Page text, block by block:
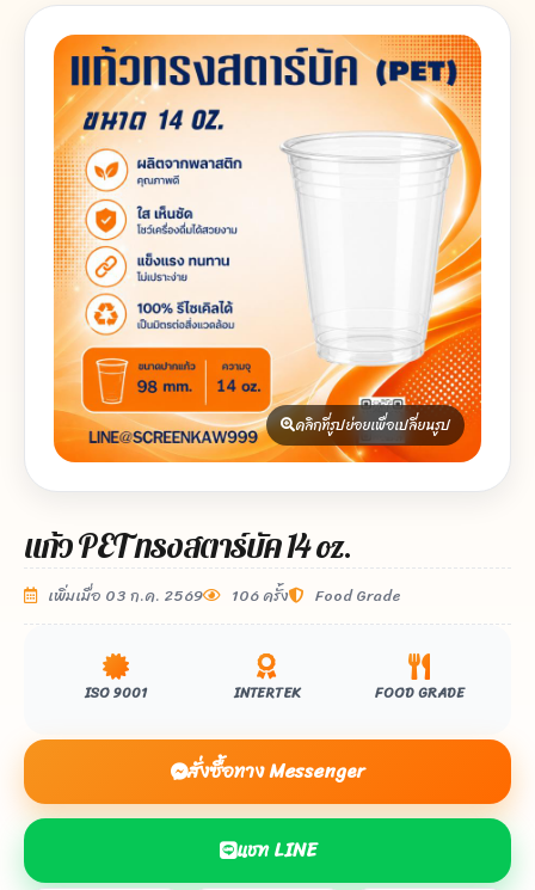
คลิกที่รูปย่อยเพื่อเปลี่ยนรูป
แก้ว PET ทรงสตาร์บัค 14 oz.
เพิ่มเมื่อ 03 ก.ค. 2569 106 ครั้ง Food Grade
ISO 9001 INTERTEK FOOD GRADE
สั่งซื้อทาง Messenger
แชท LINE